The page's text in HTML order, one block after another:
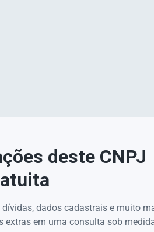
deste CNPJ
dados cadastrais e muito
extras em uma consulta sob